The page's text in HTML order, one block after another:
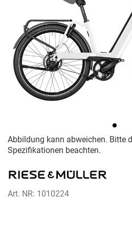
Abbildung kann abweichen. Bitte
Spezifikationen beachten.
Art. NR: 1010224